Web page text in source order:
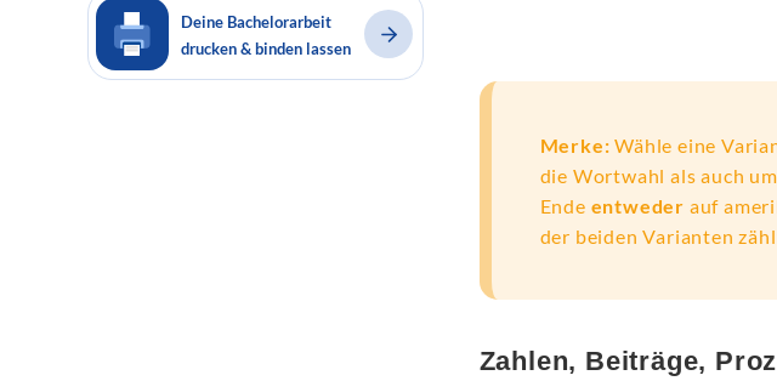
Deine Bachelorarbeit
drucken & binden lassen
Merke:Wähle eine
die Wortwahl als auch
Ende entweder auf
der beiden Varianten
Zahlen, Beiträge,